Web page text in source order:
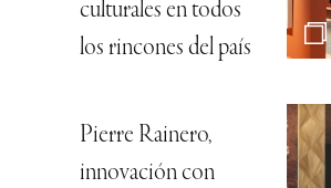
culturales en todos
los rincones del país
Pierre Rainero,
innovación con